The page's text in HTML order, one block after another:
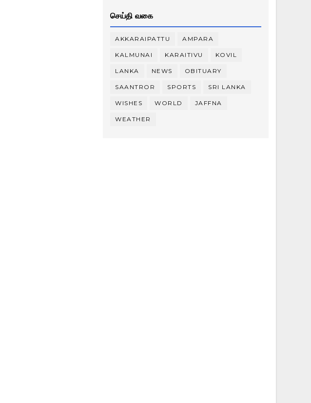
செய்தி வகை
AKKARAIPATTU AMPARA
KALMUNAI KARAITIVU KOVIL
LANKA NEWS OBITUARY
SAANTROR SPORTS SRI LANKA
WISHES WORLD JAFFNA
WEATHER